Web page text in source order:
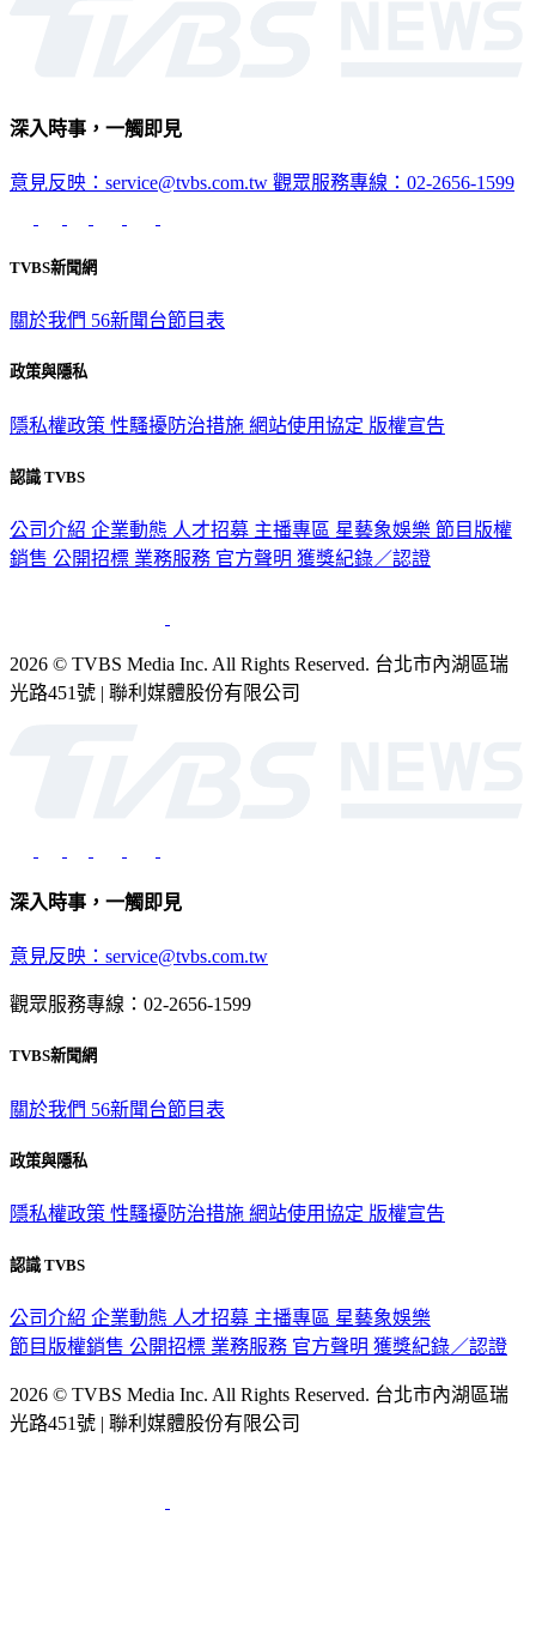
深入時事，一觸即見
意見反映：service@tvbs.com.tw 觀眾服務專線：02-2656-1599
TVBS新聞網
關於我們 56新聞台節目表
政策與隱私
隱私權政策 性騷擾防治措施 網站使用協定 版權宣告
認識 TVBS
公司介紹 企業動態 人才招募 主播專區 星藝象娛樂 節目版權
銷售 公開招標 業務服務 官方聲明 獲獎紀錄／認證
2026 © TVBS Media Inc. All Rights Reserved. 台北市內湖區瑞
光路451號 | 聯利媒體股份有限公司
深入時事，一觸即見
意見反映：service@tvbs.com.tw
觀眾服務專線：02-2656-1599
TVBS新聞網
關於我們 56新聞台節目表
政策與隱私
隱私權政策 性騷擾防治措施 網站使用協定 版權宣告
認識 TVBS
公司介紹 企業動態 人才招募 主播專區 星藝象娛樂
節目版權銷售 公開招標 業務服務 官方聲明 獲獎紀錄／認證
2026 © TVBS Media Inc. All Rights Reserved. 台北市內湖區瑞
光路451號 | 聯利媒體股份有限公司